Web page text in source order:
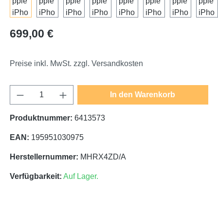
Regulärer Preis:
699,00 €
Preise inkl. MwSt. zzgl. Versandkosten
Produkt Anzahl: Gib den gewünschten
In den Warenkorb
Produktnummer: 6413573
EAN: 195951030975
Herstellernummer: MHRX4ZD/A
Verfügbarkeit: Auf Lager.